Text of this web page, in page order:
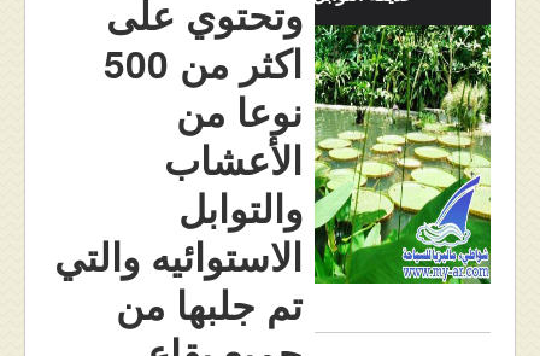
وتحتوي على
اكثر من 500
نوعا من
الأعشاب
والتوابل
الاستوائيه والتي
تم جلبها من